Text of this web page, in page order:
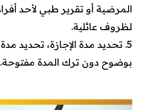
المرضية أو تقرير طبي لأحد أفراد
لظروف عائلية.
تحديد مدة الإجازة، تحديد مدة
بوضوح دون ترك المدة مفتوحة.